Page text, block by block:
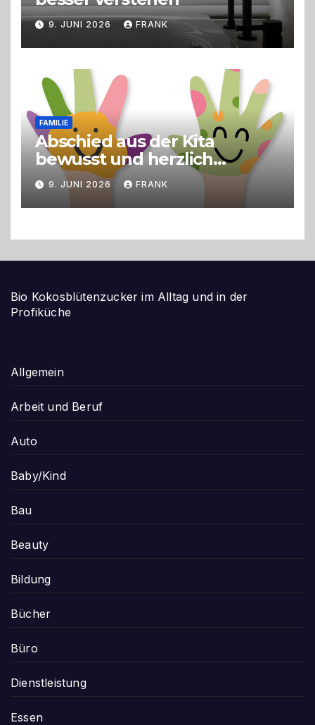
9. JUNI 2026 FRANK
FAMILIE
Abschied aus der Kita
bewusst und herzlich
gestalten
9. JUNI 2026 FRANK
Bio Kokosblütenzucker im Alltag und in der
Profiküche
Allgemein
Arbeit und Beruf
Auto
Baby/Kind
Bau
Beauty
Bildung
Bücher
Büro
Dienstleistung
Essen